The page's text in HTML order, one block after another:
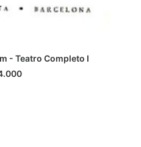
- Teatro Completo I